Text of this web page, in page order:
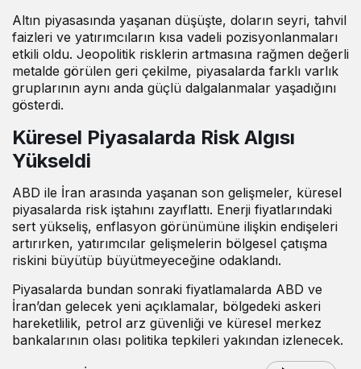
Altın piyasasında yaşanan düşüşte, doların seyri, tahvil
faizleri ve yatırımcıların kısa vadeli pozisyonlanmaları
etkili oldu. Jeopolitik risklerin artmasına rağmen değerli
metalde görülen geri çekilme, piyasalarda farklı varlık
gruplarının aynı anda güçlü dalgalanmalar yaşadığını
gösterdi.
Küresel Piyasalarda Risk Algısı
Yükseldi
ABD ile İran arasında yaşanan son gelişmeler, küresel
piyasalarda risk iştahını zayıflattı. Enerji fiyatlarındaki
sert yükseliş, enflasyon görünümüne ilişkin endişeleri
artırırken, yatırımcılar gelişmelerin bölgesel çatışma
riskini büyütüp büyütmeyeceğine odaklandı.
Piyasalarda bundan sonraki fiyatlamalarda ABD ve
İran’dan gelecek yeni açıklamalar, bölgedeki askeri
hareketlilik, petrol arz güvenliği ve küresel merkez
bankalarının olası politika tepkileri yakından izlenecek.